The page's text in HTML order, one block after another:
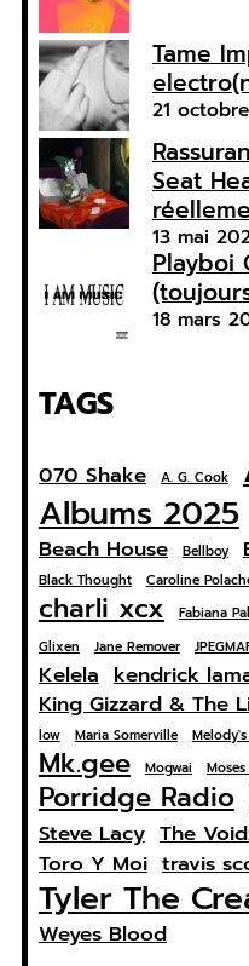
Tame
21
Seat
13 mai
Playboi
18 mars
TAGS
070 Shake A. G. Cook
Albums 2025
Beach House Bellboy
Black Thought Caroline
charli xcx Fabiana
Glixen Jane Remover
Kelela kendrick
King Gizzard & The
low
Maria Somerville
Mk.gee Mogwai
Porridge Radio
Steve Lacy The
Toro Y Moi travis
Tyler The
Weyes Blood